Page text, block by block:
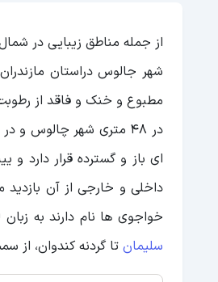
از جمله مناطق زیبایی در
شهر جالوس دراستان
مطبوع و خنک و فاقد از
ای باز و گسترده قرار دارد
داخلی و خارجی از آن
خواجوی ها نام دارند به
سلیمان تا گردنه کندوان،